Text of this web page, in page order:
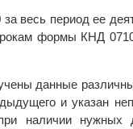
за весь период ее
формы КНД
данные
и указан
наличии нужных